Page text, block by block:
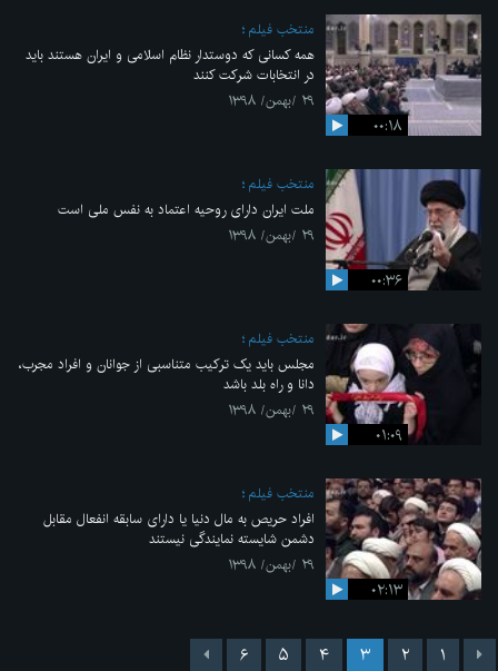
۰۰:۱۸
منتخب فیلم
همه کسانی که دوستدار نظام اسلامی و ایران هستند باید
در انتخابات شرکت کنند
۲۹ /بهمن/ ۱۳۹۸
۰۰:۳۶
منتخب فیلم
ملت ایران دارای روحیه اعتماد به نفس ملی است
۲۹ /بهمن/ ۱۳۹۸
۰۱:۰۹
منتخب فیلم
مجلس باید یک ترکیب متناسبی از جوانان و افراد مجرب،
دانا و راه بلد باشد
۲۹ /بهمن/ ۱۳۹۸
۰۲:۱۳
منتخب فیلم
افراد حریص به مال دنیا یا دارای سابقه انفعال مقابل
دشمن شایسته نمایندگی نیستند
۲۹ /بهمن/ ۱۳۹۸
۱ ۲ ۳ ۴ ۵ ۶